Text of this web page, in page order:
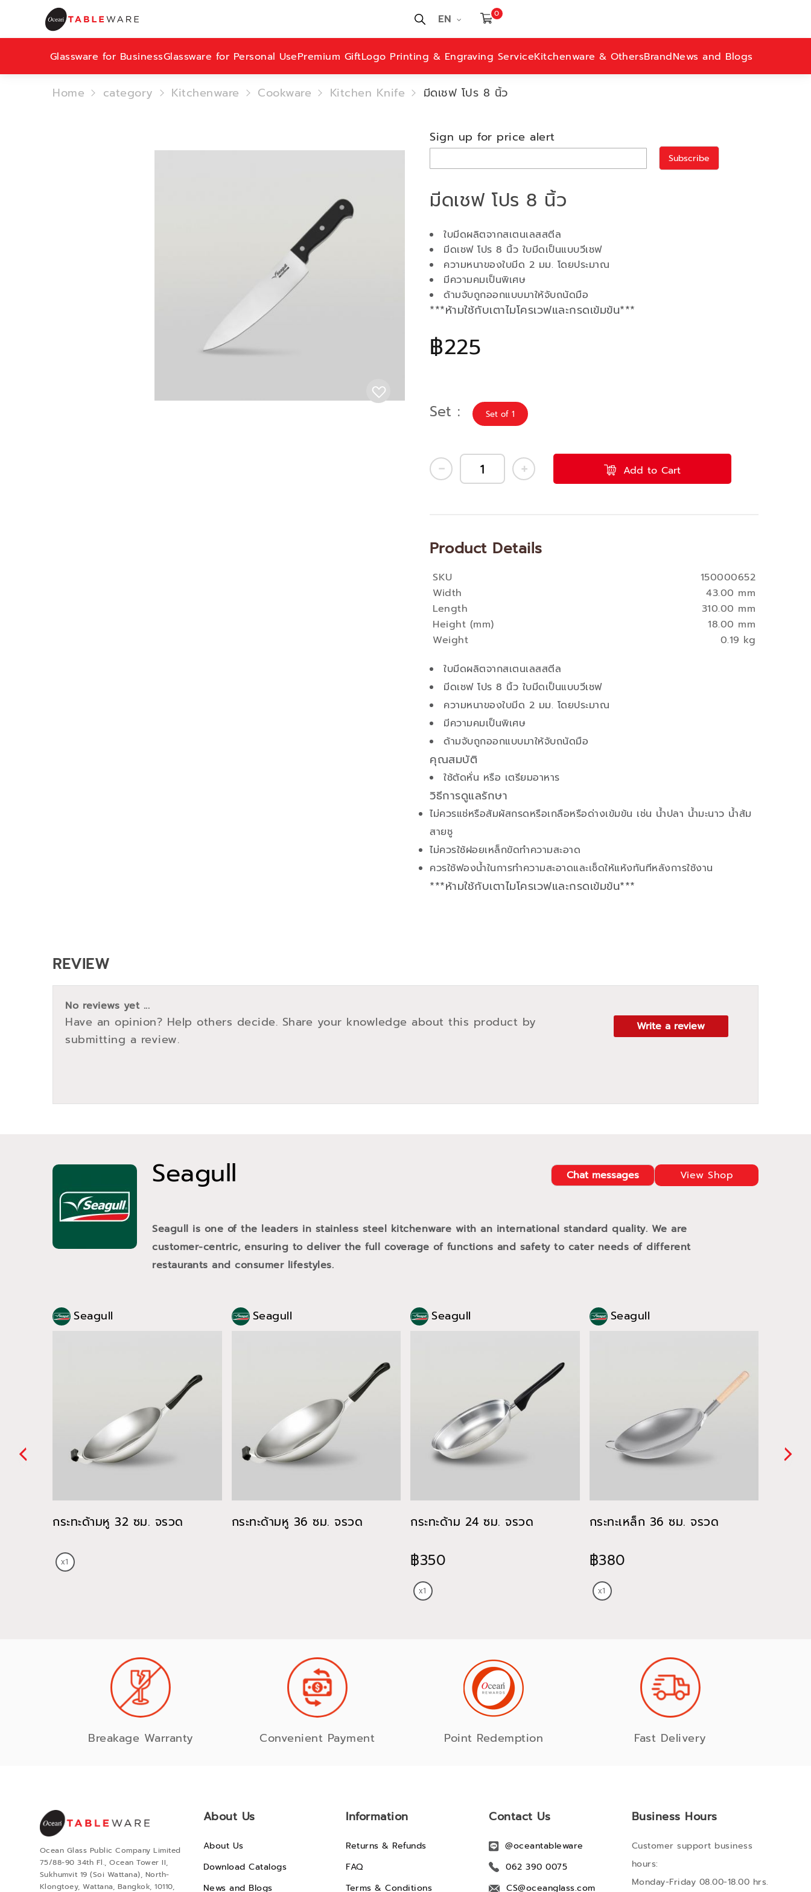
EN 0
Glassware for BusinessGlassware for Personal UsePremium GiftLogo Printing & Engraving ServiceKitchenware & OthersBrandNews and Blogs
Home category Kitchenware Cookware Kitchen Knife มีดเชฟ โปร 8 นิ้ว
มีดเชฟ โปร 8 นิ้ว
฿225
ใบมีดผลิตจากสเตนเลสสตีล
มีดเชฟ โปร 8 นิ้ว ใบมีดเป็นแบบวีเชฟ
ความหนาของใบมีด 2 มม. โดยประมาณ
มีความคมเป็นพิเศษ
ด้ามจับถูกออกแบบมาให้จับถนัดมือ
***ห้ามใช้กับเตาไมโครเวฟและกรดเข้มข้น***
Sign up for price alert
Subscribe
Set Set of 1
Add to Cart
ใบมีดผลิตจากสเตนเลสสตีล
มีดเชฟ โปร 8 นิ้ว ใบมีดเป็นแบบวีเชฟ
ความหนาของใบมีด 2 มม. โดยประมาณ
มีความคมเป็นพิเศษ
ด้ามจับถูกออกแบบมาให้จับถนัดมือ
คุณสมบัติ
ใช้ตัดหั่น หรือ เตรียมอาหาร
วิธีการดูแลรักษา
ไม่ควรแช่หรือสัมผัสกรดหรือเกลือหรือด่างเข้มข้น เช่น น้ำปลา น้ำมะนาว น้ำส้ม
สายชู
ไม่ควรใช้ฝอยเหล็กขัดทำความสะอาด
ควรใช้ฟองน้ำในการทำความสะอาดและเช็ดให้แห้งทันทีหลังการใช้งาน
***ห้ามใช้กับเตาไมโครเวฟและกรดเข้มข้น***
Product Details
More
Information
Height (mm)
18.00 mm
SKU 150000652
Weight 0.19 kg
Width
43.00 mm
Length
310.00 mm
Seagull View Shop
Chat messages
Seagull is one of the leaders in stainless steel kitchenware with an international standard quality. We are
customer-centric, ensuring to deliver the full coverage of functions and safety to cater needs of different
restaurants and consumer lifestyles.
Seagull
กระทะด้ามหู 32 ซม. จรวด
Seagull
กระทะด้ามหู 36 ซม. จรวด
Seagull
กระทะด้าม 24 ซม. จรวด
฿350
Seagull
กระทะเหล็ก 36 ซม. จรวด
฿380
REVIEW
No reviews yet ...
Have an opinion? Help others decide. Share your knowledge about this product by
submitting a review.
Write a review
Breakage Warranty Convenient Payment Point Redemption Fast Delivery
Ocean Glass Public Company Limited
75/88-90 34th Fl., Ocean Tower II,
Sukhumvit 19 (Soi Wattana), North-
Klongtoey, Wattana, Bangkok, 10110,
About Us
About Us
Download Catalogs
News and Blogs
Information
Returns & Refunds
FAQ
Terms & Conditions
Contact Us
@oceantableware
062 390 0075
CS@oceanglass.com
Business Hours
Customer support business
hours:
Monday-Friday 08.00-18.00 hrs.